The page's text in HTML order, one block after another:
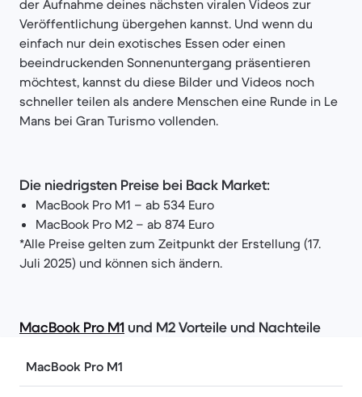
der Aufnahme deines nächsten viralen Videos zur
Veröffentlichung übergehen kannst. Und wenn du
einfach nur dein exotisches Essen oder einen
beeindruckenden Sonnenuntergang präsentieren
möchtest, kannst du diese Bilder und Videos noch
schneller teilen als andere Menschen eine Runde in Le
Mans bei Gran Turismo vollenden.
Die niedrigsten Preise bei Back Market:
MacBook Pro M1 – ab 534 Euro
MacBook Pro M2 – ab 874 Euro
*Alle Preise gelten zum Zeitpunkt der Erstellung (17.
Juli 2025) und können sich ändern.
MacBook Pro M1und M2 Vorteile und Nachteile
MacBook Pro M1